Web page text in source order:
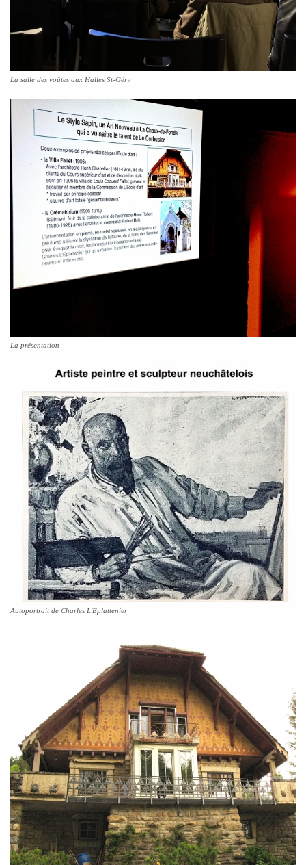
La salle des voûtes aux Halles St-Géry
La présentation
Autoportrait de Charles L'Eplattenier